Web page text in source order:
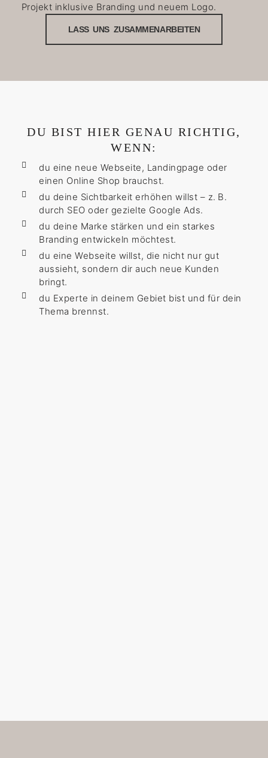
Projekt inklusive Branding und neuem Logo.
LASS UNS ZUSAMMENARBEITEN
DU BIST HIER GENAU RICHTIG,
WENN:
du eine neue Webseite, Landingpage oder
einen Online Shop brauchst.
du deine Sichtbarkeit erhöhen willst – z. B.
durch SEO oder gezielte Google Ads.
du deine Marke stärken und ein starkes
Branding entwickeln möchtest.
du eine Webseite willst, die nicht nur gut
aussieht, sondern dir auch neue Kunden
bringt.
du Experte in deinem Gebiet bist und für dein
Thema brennst.